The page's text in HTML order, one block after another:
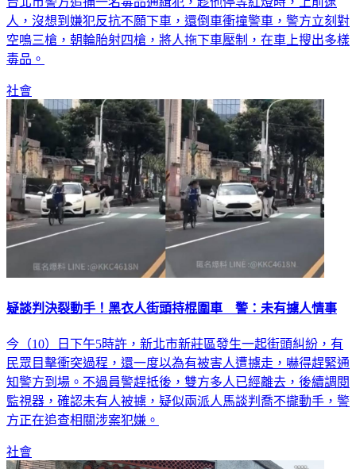
人，沒想到嫌犯反抗不願下車，還倒車衝撞警車，警方立刻對
空鳴三槍，朝輪胎射四槍，將人拖下車壓制，在車上搜出多樣
毒品。
社會
疑談判決裂動手！黑衣人街頭持棍圍車 警：未有擄人情事
今（10）日下午5時許，新北市新莊區發生一起街頭糾紛，有
民眾目擊衝突過程，還一度以為有被害人遭擄走，嚇得趕緊通
知警方到場。不過員警趕抵後，雙方多人已經離去，後續調閱
監視器，確認未有人被擄，疑似兩派人馬談判喬不攏動手，警
方正在追查相關涉案犯嫌。
社會